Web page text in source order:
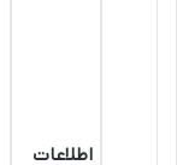
اطلاعات